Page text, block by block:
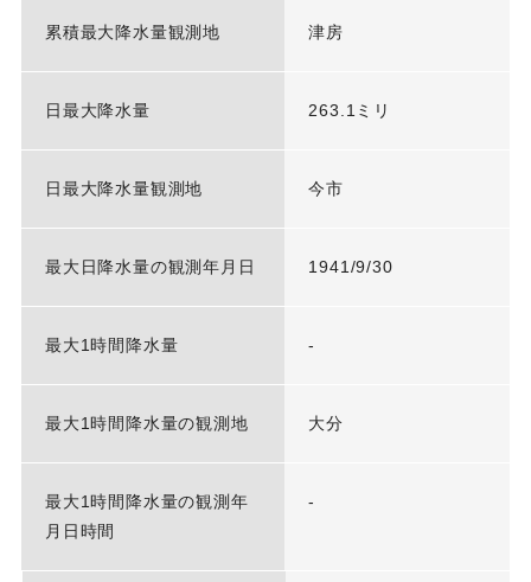
累積最大降水量観測地 津房
日最大降水量 263.1ミリ
日最大降水量観測地 今市
最大日降水量の観測年月日 1941/9/30
最大1時間降水量 -
最大1時間降水量の観測地 大分
最大1時間降水量の観測年
月日時間
-